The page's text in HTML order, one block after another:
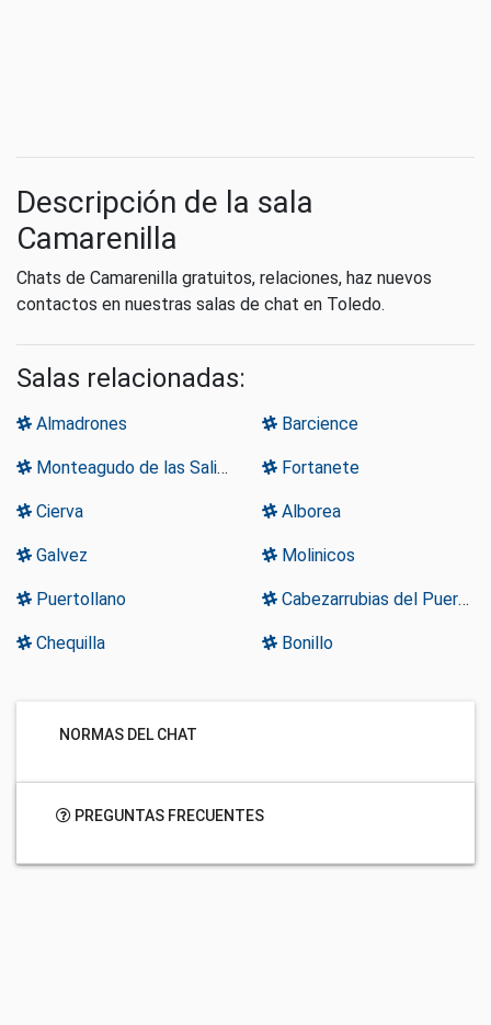
Descripción de la sala
Camarenilla
Chats de Camarenilla gratuitos, relaciones, haz nuevos
contactos en nuestras salas de chat en Toledo.
Salas relacionadas:
Almadrones Barcience
Monteagudo de las Salinas Fortanete
Cierva Alborea
Galvez Molinicos
Puertollano Cabezarrubias del Puerto
Chequilla Bonillo
NORMAS DEL CHAT
PREGUNTAS FRECUENTES